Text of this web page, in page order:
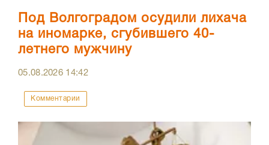
Под Волгоградом осудили лихача
на иномарке, сгубившего 40-
летнего мужчину
05.08.2026 14:42
Комментарии